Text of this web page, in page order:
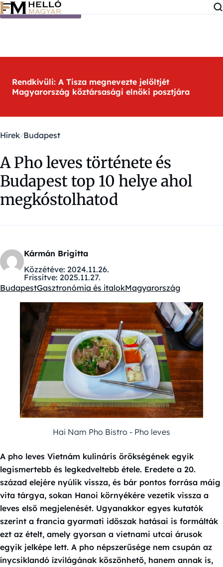
Ugrás a tartalomra
Rendkívüli: A Tisza megnevezte jelöltjét
Magyarország köztársasági elnöki posztjára
Hírek Budapest
A Pho leves története és
Budapest top 10 helye ahol
megkóstolhatod
Kármán Brigitta
Közzétéve: 2024.11.26.
Frissítve: 2025.11.27.
Kategóriák:
BudapestGasztronómia és italokMagyarország
Hai Nam Pho Bistro - Pho leves
A pho leves Vietnám kulináris örökségének egyik
legismertebb és legkedveltebb étele. Eredete a 20.
század elejére nyúlik vissza, és bár pontos forrása máig
vita tárgya, sokan Hanoi környékére vezetik vissza a
leves első megjelenését. Ugyanakkor egyes kutatók
szerint a francia gyarmati időszak hatásai is formálták
ezt az ételt, amely gyorsan a vietnami utcai árusok
egyik jelképe lett. A pho népszerűsége nem csupán az
ínycsiklandó ízvilágának köszönhető, hanem annak is,